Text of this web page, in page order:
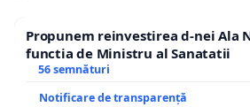
Propunem reinvestirea d-nei Ala
functia de Ministru al Sanatatii
56 semnături
Notificare de transparență